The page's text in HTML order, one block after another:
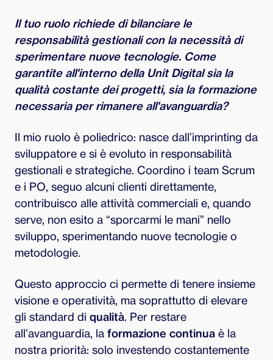
Il tuo ruolo richiede di bilanciare le
responsabilità gestionali con la necessità di
sperimentare nuove tecnologie. Come
garantite all'interno della Unit Digital sia la
qualità costante dei progetti, sia la formazione
necessaria per rimanere all'avanguardia?
Il mio ruolo è poliedrico: nasce dall’imprinting da
sviluppatore e si è evoluto in responsabilità
gestionali e strategiche. Coordino i team Scrum
e i PO, seguo alcuni clienti direttamente,
contribuisco alle attività commerciali e, quando
serve, non esito a “sporcarmi le mani” nello
sviluppo, sperimentando nuove tecnologie o
metodologie.
Questo approccio ci permette di tenere insieme
visione e operatività, ma soprattutto di elevare
gli standard di qualità. Per restare
all’avanguardia, la formazione continua è la
nostra priorità: solo investendo costantemente